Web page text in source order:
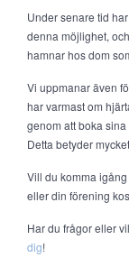
Under senare tid
denna möjlighet,
hamnar hos dom
Vi uppmanar även
har varmast om
genom att boka
Detta betyder
Vill du komma
eller din förening
Har du frågor eller
dig!